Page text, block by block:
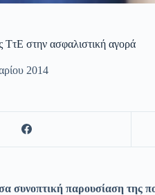
ΤτΕ στην ασφαλιστική αγορά
2014
συνοπτική παρουσίαση της